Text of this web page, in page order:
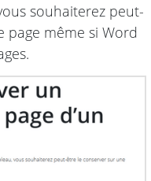
souhaiterez peut-
page même si Word